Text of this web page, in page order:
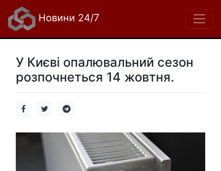
Новини 24/7
У Києві опалювальний сезон
розпочнеться 14 жовтня.